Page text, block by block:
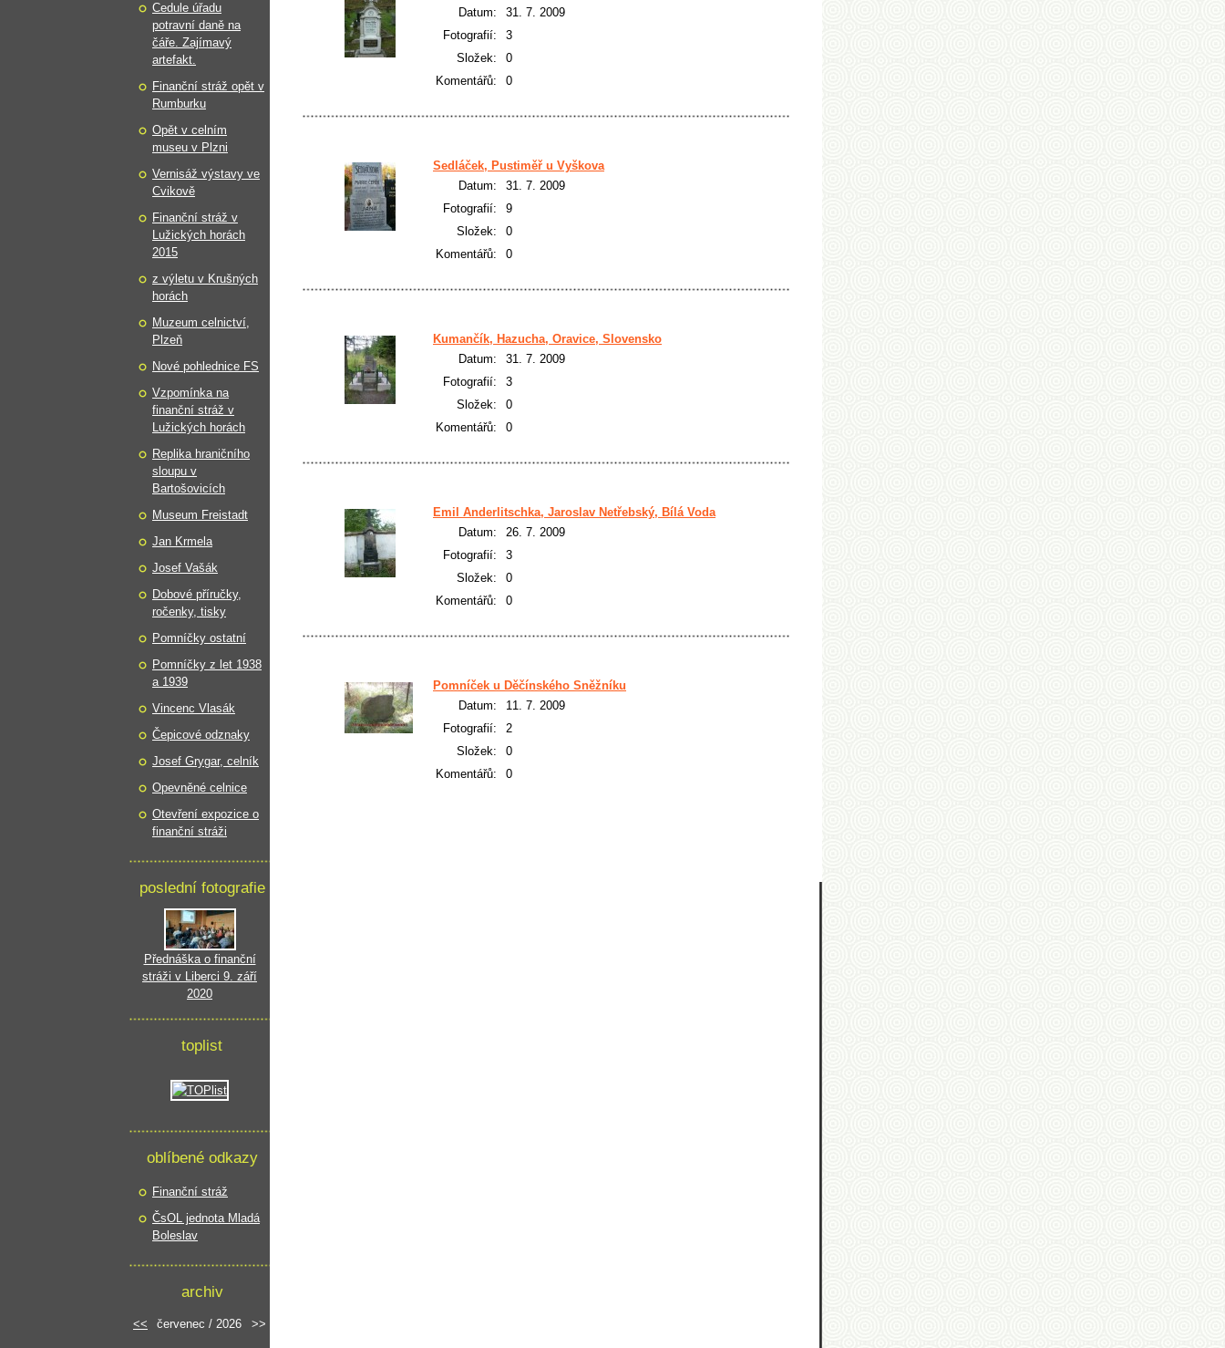
Datum:
31. 7. 2009
Fotografií:
3
Složek:
0
Komentářů:
0
Sedláček, Pustiměř u Vyškova
Datum:
31. 7. 2009
Fotografií:
9
Složek:
0
Komentářů:
0
Kumančík, Hazucha, Oravice, Slovensko
Datum:
31. 7. 2009
Fotografií:
3
Složek:
0
Komentářů:
0
Emil Anderlitschka, Jaroslav Netřebský, Bílá Voda
Datum:
26. 7. 2009
Fotografií:
3
Složek:
0
Komentářů:
0
Pomníček u Děčínského Sněžníku
Datum:
11. 7. 2009
Fotografií:
2
Složek:
0
Komentářů:
0
Cedule úřadu
potravní daně na
čáře. Zajímavý
artefakt.
Finanční stráž opět v
Rumburku
Opět v celním
museu v Plzni
Vernisáž výstavy ve
Cvikově
Finanční stráž v
Lužických horách
2015
z výletu v Krušných
horách
Muzeum celnictví,
Plzeň
Nové pohlednice FS
Vzpomínka na
finanční stráž v
Lužických horách
Replika hraničního
sloupu v
Bartošovicích
Museum Freistadt
Jan Krmela
Josef Vašák
Dobové příručky,
ročenky, tisky
Pomníčky ostatní
Pomníčky z let 1938
a 1939
Vincenc Vlasák
Čepicové odznaky
Josef Grygar, celník
Opevněné celnice
Otevření expozice o
finanční stráži
poslední fotografie
Přednáška o finanční
stráži v Liberci 9. září
2020
toplist
oblíbené odkazy
Finanční stráž
ČsOL jednota Mladá
Boleslav
archiv
<< červenec / 2026 >>